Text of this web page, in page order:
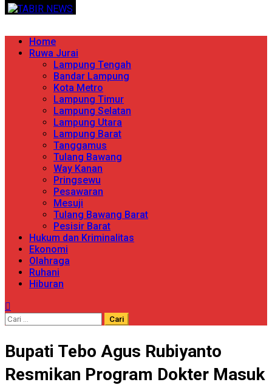
Skip
content
TERPERCAYA MENYINGKAP BERITA
Primary
Menu
Home
Ruwa Jurai
Lampung Tengah
Bandar Lampung
Kota Metro
Lampung Timur
Lampung Selatan
Lampung Utara
Lampung Barat
Tanggamus
Tulang Bawang
Way Kanan
Pringsewu
Pesawaran
Mesuji
Tulang Bawang Barat
Pesisir Barat
Hukum dan Kriminalitas
Ekonomi
Olahraga
Ruhani
Hiburan
Cari
Bupati Tebo Agus Rubiyanto
Resmikan Program Dokter Masuk